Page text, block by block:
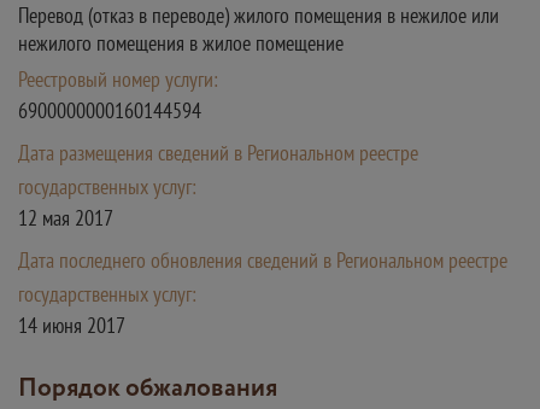
Перевод (отказ в переводе) жилого помещения в нежилое или
нежилого помещения в жилое помещение
Реестровый номер услуги:
6900000000160144594
Дата размещения сведений в Региональном реестре
государственных услуг:
12 мая 2017
Дата последнего обновления сведений в Региональном реестре
государственных услуг:
14 июня 2017
Порядок обжалования